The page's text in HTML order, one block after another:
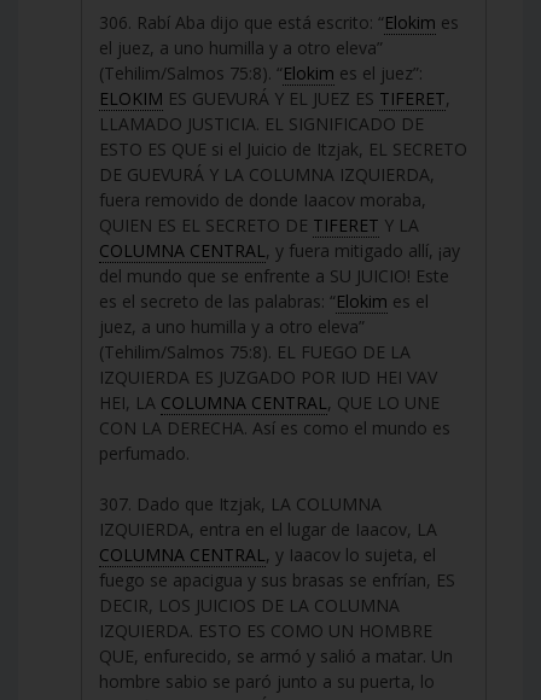
306. Rabí Aba dijo que está escrito: “Elokim es
el juez, a uno humilla y a otro eleva”
(Tehilim/Salmos 75:8). “Elokim es el juez”:
ELOKIM ES GUEVURÁ Y EL JUEZ ES TIFERET,
LLAMADO JUSTICIA. EL SIGNIFICADO DE
ESTO ES QUE si el Juicio de Itzjak, EL SECRETO
DE GUEVURÁ Y LA COLUMNA IZQUIERDA,
fuera removido de donde Iaacov moraba,
QUIEN ES EL SECRETO DE TIFERET Y LA
COLUMNA CENTRAL, y fuera mitigado allí, ¡ay
del mundo que se enfrente a SU JUICIO! Este
es el secreto de las palabras: “Elokim es el
juez, a uno humilla y a otro eleva”
(Tehilim/Salmos 75:8). EL FUEGO DE LA
IZQUIERDA ES JUZGADO POR IUD HEI VAV
HEI, LA COLUMNA CENTRAL, QUE LO UNE
CON LA DERECHA. Así es como el mundo es
perfumado.
307. Dado que Itzjak, LA COLUMNA
IZQUIERDA, entra en el lugar de Iaacov, LA
COLUMNA CENTRAL, y Iaacov lo sujeta, el
fuego se apacigua y sus brasas se enfrían, ES
DECIR, LOS JUICIOS DE LA COLUMNA
IZQUIERDA. ESTO ES COMO UN HOMBRE
QUE, enfurecido, se armó y salió a matar. Un
hombre sabio se paró junto a su puerta, lo